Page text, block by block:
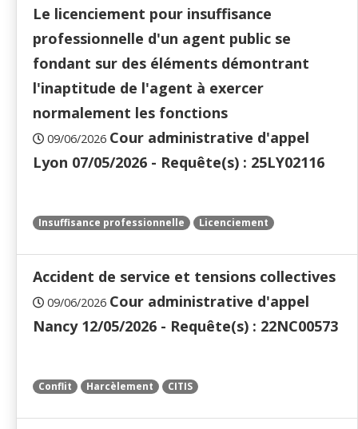
Le licenciement pour insuffisance
professionnelle d'un agent public se
fondant sur des éléments démontrant
l'inaptitude de l'agent à exercer
normalement les fonctions
09/06/2026 Cour administrative d'appel
Lyon 07/05/2026 - Requête(s) : 25LY02116
Insuffisance professionnelle Licenciement
Accident de service et tensions collectives
09/06/2026 Cour administrative d'appel
Nancy 12/05/2026 - Requête(s) : 22NC00573
Conflit Harcèlement CITIS